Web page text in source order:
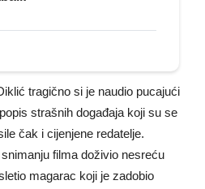
tragično si je naudio pucajući
strašnih događaja koji su se
čak i cijenjene redatelje.
filma doživio nesreću
magarac koji je zadobio